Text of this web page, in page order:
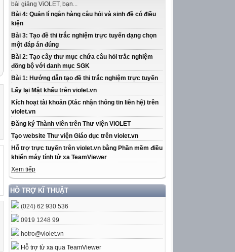
bài giảng ViOLET, bạn...
Bài 4: Quản lí ngân hàng câu hỏi và sinh đề có điều
kiện
Bài 3: Tạo đề thi trắc nghiệm trực tuyến dạng chọn
một đáp án đúng
Bài 2: Tạo cây thư mục chứa câu hỏi trắc nghiệm
đồng bộ với danh mục SGK
Bài 1: Hướng dẫn tạo đề thi trắc nghiệm trực tuyến
Lấy lại Mật khẩu trên violet.vn
Kích hoạt tài khoản (Xác nhận thông tin liên hệ) trên
violet.vn
Đăng ký Thành viên trên Thư viện ViOLET
Tạo website Thư viện Giáo dục trên violet.vn
Hỗ trợ trực tuyến trên violet.vn bằng Phần mềm điều
khiển máy tính từ xa TeamViewer
Xem tiếp
HỖ TRỢ KĨ THUẬT
(024) 62 930 536
0919 1248 99
hotro@violet.vn
Hỗ trợ từ xa qua TeamViewer